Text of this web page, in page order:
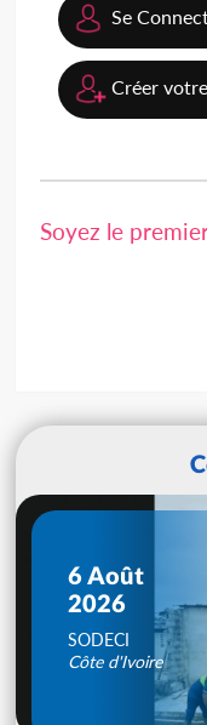
Se
Créer
Soyez le
6 Août
2026
SODECI
Côte d'Ivoire